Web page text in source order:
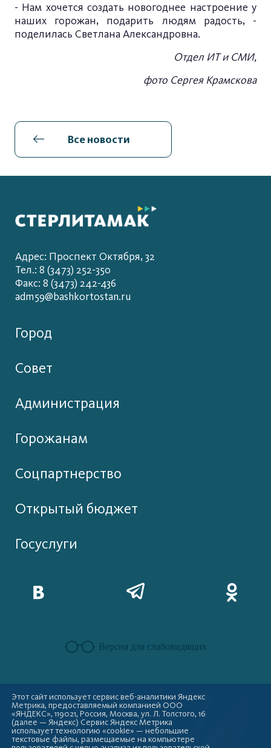
- Нам хочется создать новогоднее настроение у
наших горожан, подарить людям радость, -
поделилась Светлана Александровна.
Отдел ИТ и СМИ,
фото Сергея Крамскова
Все новости
Адрес: Проспект Октября, 32
Тел.: 8 (3473) 252-350
Факс: 8 (3473) 242-436
adm59@bashkortostan.ru
Город
Совет
Администрация
Горожанам
Соцпартнерство
Открытый бюджет
Госуслуги
Версия для слабовидящих
Этот сайт использует сервис веб-аналитики Яндекс
Метрика, предоставляемый компанией ООО
«ЯНДЕКС», 119021, Россия, Москва, ул. Л. Толстого, 16
(далее — Яндекс) Сервис Яндекс Метрика
использует технологию «cookie» — небольшие
текстовые файлы, размещаемые на компьютере